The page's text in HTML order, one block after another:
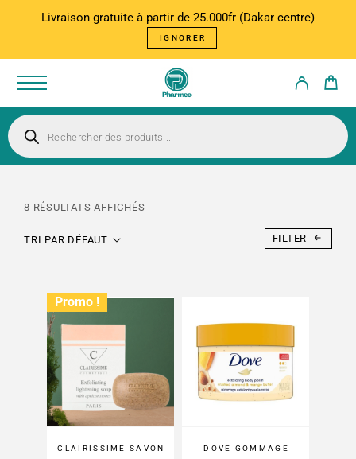
Livraison gratuite à partir de 25.000fr (Dakar centre)
IGNORER
8 RÉSULTATS AFFICHÉS
TRI PAR DÉFAUT FILTER
Promo !
CLAIRISSIME SAVON
DOVE GOMMAGE